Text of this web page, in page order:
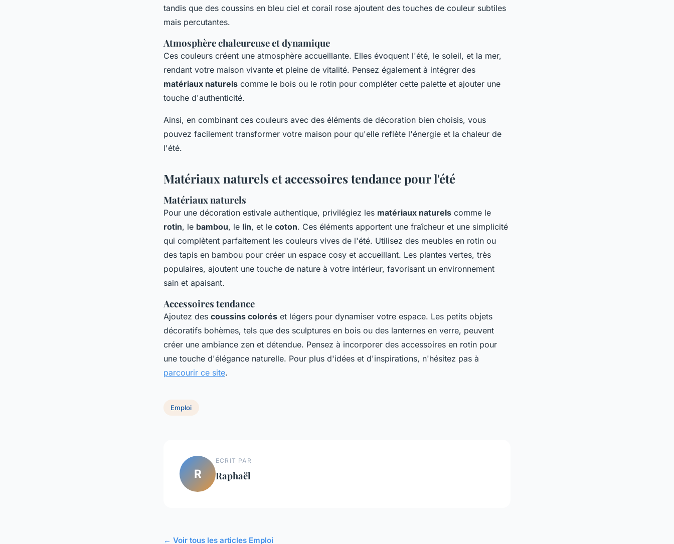
tandis que des coussins en bleu ciel et corail rose ajoutent des touches de couleur subtiles
mais percutantes.
Atmosphère chaleureuse et dynamique
Ces couleurs créent une atmosphère accueillante. Elles évoquent l'été, le soleil, et la mer,
rendant votre maison vivante et pleine de vitalité. Pensez également à intégrer des
matériaux naturels comme le bois ou le rotin pour compléter cette palette et ajouter une
touche d'authenticité.
Ainsi, en combinant ces couleurs avec des éléments de décoration bien choisis, vous
pouvez facilement transformer votre maison pour qu'elle reflète l'énergie et la chaleur de
l'été.
Matériaux naturels et accessoires tendance pour l'été
Matériaux naturels
Pour une décoration estivale authentique, privilégiez les matériaux naturels comme le
rotin, le bambou, le lin, et le coton. Ces éléments apportent une fraîcheur et une simplicité
qui complètent parfaitement les couleurs vives de l'été. Utilisez des meubles en rotin ou
des tapis en bambou pour créer un espace cosy et accueillant. Les plantes vertes, très
populaires, ajoutent une touche de nature à votre intérieur, favorisant un environnement
sain et apaisant.
Accessoires tendance
Ajoutez des coussins colorés et légers pour dynamiser votre espace. Les petits objets
décoratifs bohèmes, tels que des sculptures en bois ou des lanternes en verre, peuvent
créer une ambiance zen et détendue. Pensez à incorporer des accessoires en rotin pour
une touche d'élégance naturelle. Pour plus d'idées et d'inspirations, n'hésitez pas à
parcourir ce site.
Emploi
R
ECRIT PAR
Raphaël
← Voir tous les articles Emploi